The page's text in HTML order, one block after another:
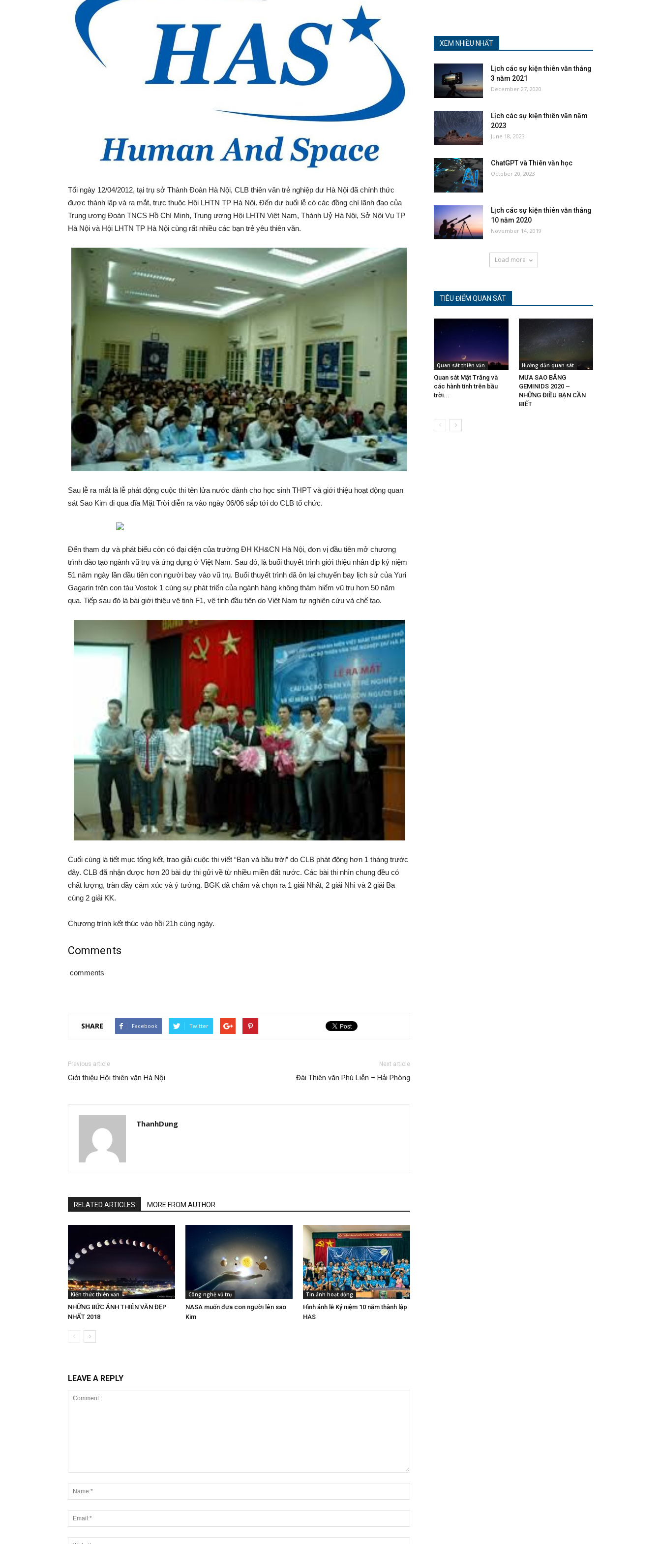
Tối ngày 12/04/2012, tại trụ sở Thành Đoàn Hà Nội, CLB thiên văn trẻ nghiệp dư Hà Nội đã chính thức
được thành lập và ra mắt, trực thuộc Hội LHTN TP Hà Nội. Đến dự buổi lễ có các đồng chí lãnh đạo của
Trung ương Đoàn TNCS Hồ Chí Minh, Trung ương Hội LHTN Việt Nam, Thành Uỷ Hà Nội, Sở Nội Vụ TP
Hà Nội và Hội LHTN TP Hà Nội cùng rất nhiều các bạn trẻ yêu thiên văn.
Sau lễ ra mắt là lễ phát động cuộc thi tên lửa nước dành cho học sinh THPT và giới thiệu hoạt động quan
sát Sao Kim đi qua đĩa Mặt Trời diễn ra vào ngày 06/06 sắp tới do CLB tổ chức.
Đến tham dự và phát biểu còn có đại diện của trường ĐH KH&CN Hà Nội, đơn vị đầu tiên mở chương
trình đào tạo ngành vũ trụ và ứng dụng ở Việt Nam. Sau đó, là buổi thuyết trình giới thiệu nhân dịp kỷ niệm
51 năm ngày lần đầu tiên con người bay vào vũ trụ. Buổi thuyết trình đã ôn lại chuyến bay lịch sử của Yuri
Gagarin trên con tàu Vostok 1 cùng sự phát triển của ngành hàng không thám hiểm vũ trụ hơn 50 năm
qua. Tiếp sau đó là bài giới thiệu vệ tinh F1, vệ tinh đầu tiên do Việt Nam tự nghiên cứu và chế tạo.
Cuối cùng là tiết mục tổng kết, trao giải cuộc thi viết “Bạn và bầu trời” do CLB phát động hơn 1 tháng trước
đây. CLB đã nhận được hơn 20 bài dự thi gửi về từ nhiều miền đất nước. Các bài thi nhìn chung đều có
chất lượng, tràn đầy cảm xúc và ý tưởng. BGK đã chấm và chọn ra 1 giải Nhất, 2 giải Nhì và 2 giải Ba
cùng 2 giải KK.
Chương trình kết thúc vào hồi 21h cùng ngày.
Comments
comments
SHARE Facebook Twitter
Previous article
Giới thiệu Hội thiên văn Hà Nội
Next article
Đài Thiên văn Phù Liễn – Hải Phòng
ThanhDung
RELATED ARTICLES MORE FROM AUTHOR
Kiến thức thiên văn
NHỮNG BỨC ẢNH THIÊN VĂN ĐẸP
NHẤT 2018
Công nghệ vũ trụ
NASA muốn đưa con người lên sao
Kim
Tin ảnh hoạt động
Hình ảnh lễ Kỷ niệm 10 năm thành lập
HAS
LEAVE A REPLY
XEM NHIỀU NHẤT
Lịch các sự kiện thiên văn tháng
3 năm 2021
December 27, 2020
Lịch các sự kiện thiên văn năm
2023
June 18, 2023
ChatGPT và Thiên văn học
October 20, 2023
Lịch các sự kiện thiên văn tháng
10 năm 2020
November 14, 2019
Load more
TIÊU ĐIỂM QUAN SÁT
Quan sát thiên văn
Quan sát Mặt Trăng và
các hành tinh trên bầu
trời...
Hướng dẫn quan sát
MƯA SAO BĂNG
GEMINIDS 2020 –
NHỮNG ĐIỀU BẠN CẦN
BIẾT